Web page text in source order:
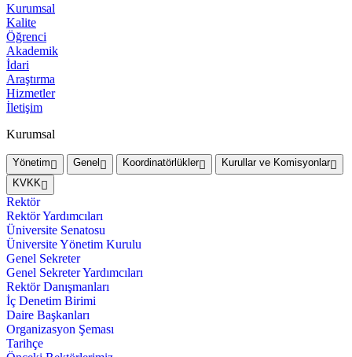
Kurumsal
Kalite
Öğrenci
Akademik
İdari
Araştırma
Hizmetler
İletişim
Kurumsal
Yönetim Genel Koordinatörlükler
Kurullar ve Komisyonlar
KVKK
Rektör
Rektör Yardımcıları
Üniversite Senatosu
Üniversite Yönetim Kurulu
Genel Sekreter
Genel Sekreter Yardımcıları
Rektör Danışmanları
İç Denetim Birimi
Daire Başkanları
Organizasyon Şeması
Tarihçe